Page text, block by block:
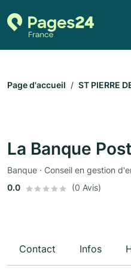
Page d'accueil ST PIERRE
La Banque
0.0
(0 Avis)
Contact Infos